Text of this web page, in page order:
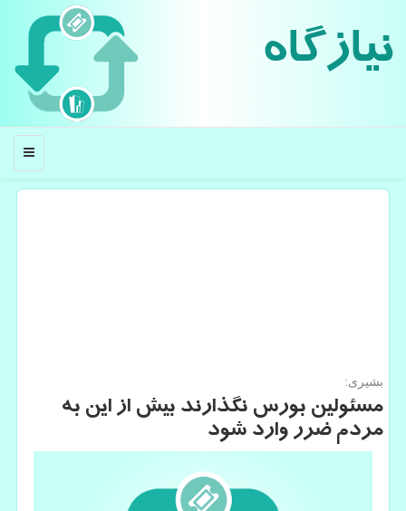
نیازگاه
منو
بشیری:
مسئولین بورس نگذارند بیش از این به
مردم ضرر وارد شود